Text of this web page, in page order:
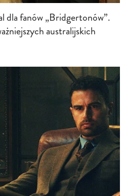
dla fanów „Bridgertonów”.
australijskich